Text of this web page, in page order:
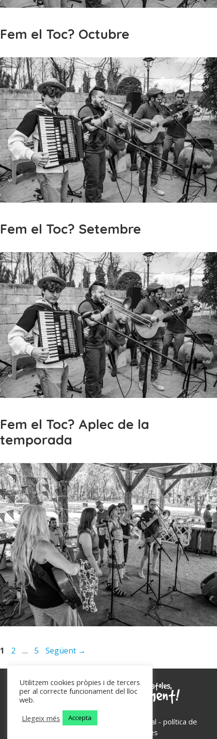
Fem el Toc? Octubre
Fem el Toc? Setembre
Fem el Toc? Aplec de la
temporada
Pàgina
1 Pàgina
2 … Pàgina
5 Següent →
Les Planes d'Hostoles - 2026 - avís legal - política de
política de cookies
Utilitzem cookies pròpies i de tercers
per al correcte funcionament del lloc
web.
Llegeix més
Accepta